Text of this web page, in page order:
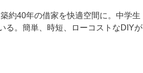
約40年の借家を快適空間に。中学生
る。簡単、時短、ローコストなDIYが